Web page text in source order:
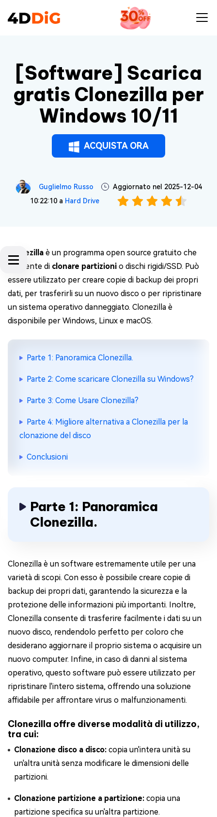
[Software] Scarica
gratis Clonezilla per
Windows 10/11
ACQUISTA ORA
Guglielmo Russo
Aggiornato nel 2025-12-04
10:22:10 a Hard Drive
Clonezilla è un programma open source gratuito che
consente di clonare partizioni o dischi rigidi/SSD. Può
essere utilizzato per creare copie di backup dei propri
dati, per trasferirli su un nuovo disco o per ripristinare
un sistema operativo danneggiato. Clonezilla è
disponibile per Windows, Linux e macOS.
Parte 1: Panoramica Clonezilla.
Parte 2: Come scaricare Clonezilla su Windows?
Parte 3: Come Usare Clonezilla?
Parte 4: Migliore alternativa a Clonezilla per la
clonazione del disco
Conclusioni
Parte 1: Panoramica
Clonezilla.
Clonezilla è un software estremamente utile per una
varietà di scopi. Con esso è possibile creare copie di
backup dei propri dati, garantendo la sicurezza e la
protezione delle informazioni più importanti. Inoltre,
Clonezilla consente di trasferire facilmente i dati su un
nuovo disco, rendendolo perfetto per coloro che
desiderano aggiornare il proprio sistema o acquisire un
nuovo computer. Infine, in caso di danni al sistema
operativo, questo software può essere utilizzato per
ripristinare l'intero sistema, offrendo una soluzione
affidabile per affrontare virus o malfunzionamenti.
Clonezilla offre diverse modalità di utilizzo,
tra cui:
Clonazione disco a disco: copia un'intera unità su
un'altra unità senza modificare le dimensioni delle
partizioni.
Clonazione partizione a partizione: copia una
partizione specifica su un'altra partizione.